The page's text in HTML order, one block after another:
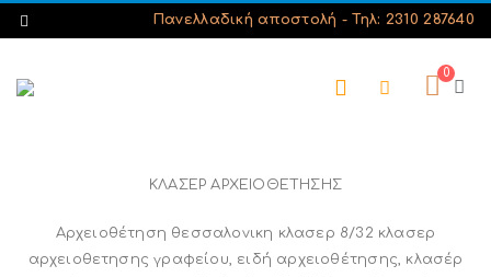
Πανελλαδική αποστολή - Τηλ: 2310 287640
0
ΚΛΑΣΕΡ ΑΡΧΕΙΟΘΕΤΗΣΗΣ
Αρχειοθέτηση θεσσαλονικη κλασερ 8/32 κλασερ
αρχειοθετησης γραφείου, ειδή αρχειοθέτησης, κλασέρ